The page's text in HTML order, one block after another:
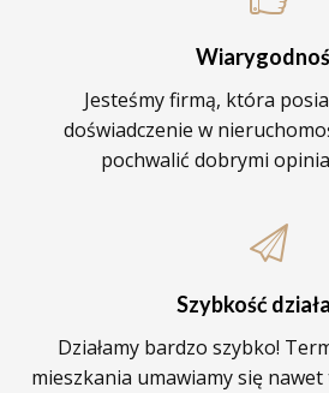
Jesteśmy firmą, która
doświadczenie w
pochwalić dobrymi
Szybkość
Działamy bardzo szybko!
mieszkania umawiamy się